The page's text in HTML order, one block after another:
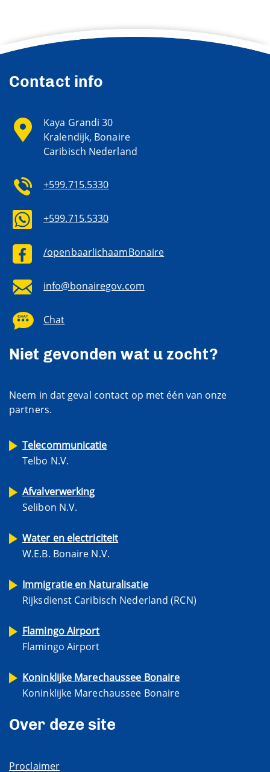
Contact info
Kaya Grandi 30
Kralendijk, Bonaire
Caribisch Nederland
+599.715.5330
+599.715.5330
/openbaarlichaamBonaire
info@bonairegov.com
Chat
Niet gevonden wat u zocht?
Neem in dat geval contact op met één van onze
partners.
Telecommunicatie
Telbo N.V.
Afvalverwerking
Selibon N.V.
Water en electriciteit
W.E.B. Bonaire N.V.
Immigratie en Naturalisatie
Rijksdienst Caribisch Nederland (RCN)
Flamingo Airport
Flamingo Airport
Koninklijke Marechaussee Bonaire
Koninklijke Marechaussee Bonaire
Over deze site
Proclaimer